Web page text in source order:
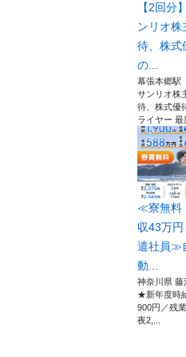
【2回分
ンリオ株
待、株式
の...
幕張本郷駅
サンリオ株
待、株式優
ライヤー 最
≪寮無料
収43万円
遣社員≫
動...
神奈川県 藤
★新年度時
900円／残
夜2,...